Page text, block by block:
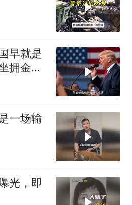
早就是
拥金
一场输
光，即